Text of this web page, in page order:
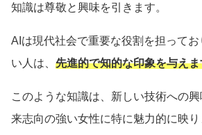
知識は尊敬と興味を引きます。
AIは現代社会で重要な役割を担って
い人は、 先進的で知的な印象を与え
このような知識は、新しい技術への
来志向の強い女性に特に魅力的に映り